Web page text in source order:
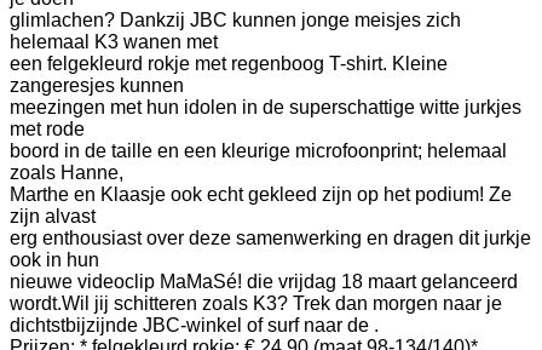
glimlachen? Dankzij JBC kunnen jonge meisjes zich
helemaal K3 wanen met
een felgekleurd rokje met regenboog T-shirt. Kleine
zangeresjes kunnen
meezingen met hun idolen in de superschattige witte jurkjes
met rode
boord in de taille en een kleurige microfoonprint; helemaal
zoals Hanne,
Marthe en Klaasje ook echt gekleed zijn op het podium! Ze
zijn alvast
erg enthousiast over deze samenwerking en dragen dit jurkje
ook in hun
nieuwe videoclip MaMaSé! die vrijdag 18 maart gelanceerd
wordt.Wil jij schitteren zoals K3? Trek dan morgen naar je
dichtstbijzijnde JBC-winkel of surf naar de .